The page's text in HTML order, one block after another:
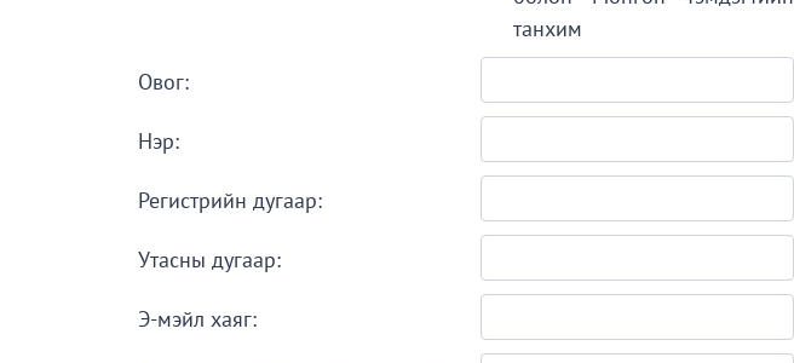
танхим
Овог:
Нэр:
Регистрийн дугаар:
Утасны дугаар:
Э-мэйл хаяг: